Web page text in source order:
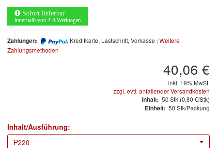
Luftfilter
Restposten
Colad
Sofort lieferbar
innerhalb von 2-4 Werktagen
Zahlungen: , Kreditkarte, Lastschrift, Vorkasse | Weitere
Zahlungsmethoden
40,06 €
inkl. 19% MwSt.
zzgl. evtl. anfallender Versandkosten
Inhalt: 50 Stk (0,80 €/Stk)
Einheit: 50 Stk/Packung
Inhalt/Ausführung:
P220